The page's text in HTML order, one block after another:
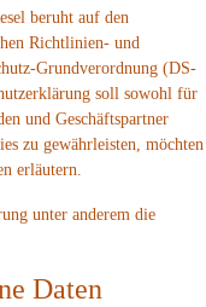
beruht auf den
Richtlinien- und
Grundverordnung (DS-
soll sowohl für
und Geschäftspartner
zu gewährleisten, möchten
erläutern.
unter anderem die
Daten